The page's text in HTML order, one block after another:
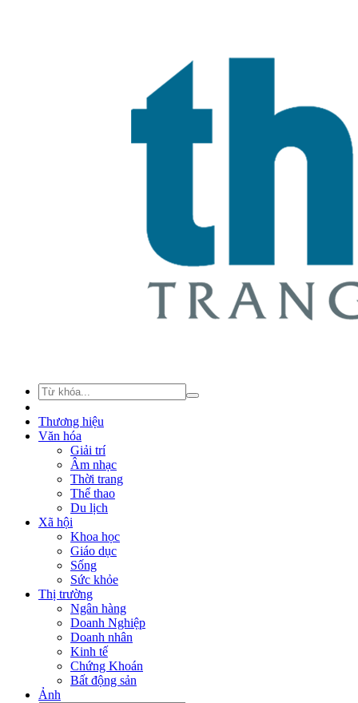
Thương hiệu
Văn hóa
Giải trí
Âm nhạc
Thời trang
Thể thao
Du lịch
Xã hội
Khoa học
Giáo dục
Sống
Sức khỏe
Thị trường
Ngân hàng
Doanh Nghiệp
Doanh nhân
Kinh tế
Chứng Khoán
Bất động sản
Ảnh